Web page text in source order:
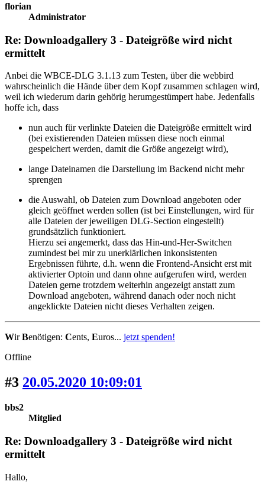
florian
Administrator
Re: Downloadgallery 3 - Dateigröße wird nicht
ermittelt
Anbei die WBCE-DLG 3.1.13 zum Testen, über die webbird
wahrscheinlich die Hände über dem Kopf zusammen schlagen wird,
weil ich wiederum darin gehörig herumgestümpert habe. Jedenfalls
hoffe ich, dass
nun auch für verlinkte Dateien die Dateigröße ermittelt wird
(bei existierenden Dateien müssen diese noch einmal
gespeichert werden, damit die Größe angezeigt wird),
lange Dateinamen die Darstellung im Backend nicht mehr
sprengen
die Auswahl, ob Dateien zum Download angeboten oder
gleich geöffnet werden sollen (ist bei Einstellungen, wird für
alle Dateien der jeweiligen DLG-Section eingestellt)
grundsätzlich funktioniert.
Hierzu sei angemerkt, dass das Hin-und-Her-Switchen
zumindest bei mir zu unerklärlichen inkonsistenten
Ergebnissen führte, d.h. wenn die Frontend-Ansicht erst mit
aktivierter Optoin und dann ohne aufgerufen wird, werden
Dateien gerne trotzdem weiterhin angezeigt anstatt zum
Download angeboten, während danach oder noch nicht
angeklickte Dateien nicht dieses Verhalten zeigen.
WirBenötigen: Cents, Euros... jetzt spenden!
Offline
#3 20.05.2020 10:09:01
bbs2
Mitglied
Re: Downloadgallery 3 - Dateigröße wird nicht
ermittelt
Hallo,